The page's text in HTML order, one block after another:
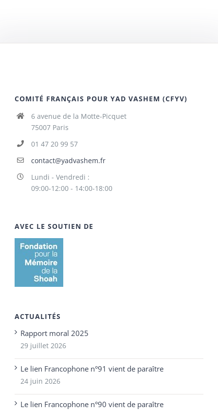
COMITÉ FRANÇAIS POUR YAD VASHEM (CFYV)
6 avenue de la Motte-Picquet
75007 Paris
01 47 20 99 57
contact@yadvashem.fr
Lundi - Vendredi :
09:00-12:00 - 14:00-18:00
AVEC LE SOUTIEN DE
ACTUALITÉS
Rapport moral 2025
29 juillet 2026
Le lien Francophone n°91 vient de paraître
24 juin 2026
Le lien Francophone n°90 vient de paraître